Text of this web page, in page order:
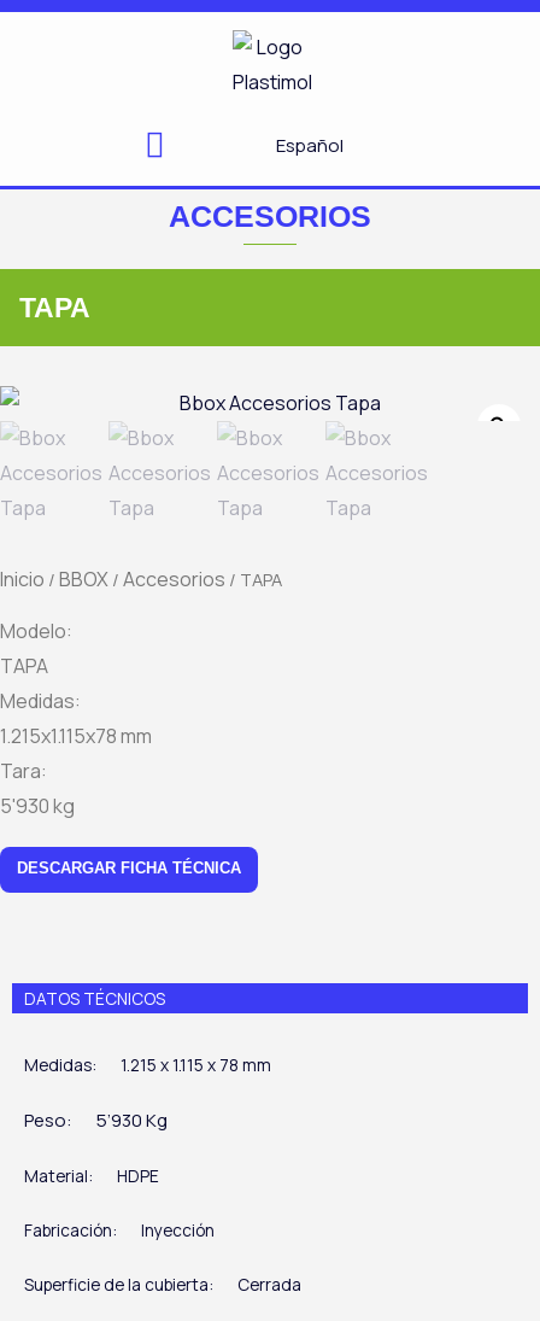
Ir
Español
ACCESORIOS
TAPA
Inicio / BBOX / Accesorios / TAPA
Modelo:
TAPA
Medidas:
1.215x1.115x78 mm
Tara:
5'930 kg
DESCARGAR FICHA TÉCNICA
DATOS TÉCNICOS
Medidas: 1.215 x 1.115 x 78 mm
Peso: 5’930 Kg
Material: HDPE
Fabricación: Inyección
Superficie de la cubierta: Cerrada